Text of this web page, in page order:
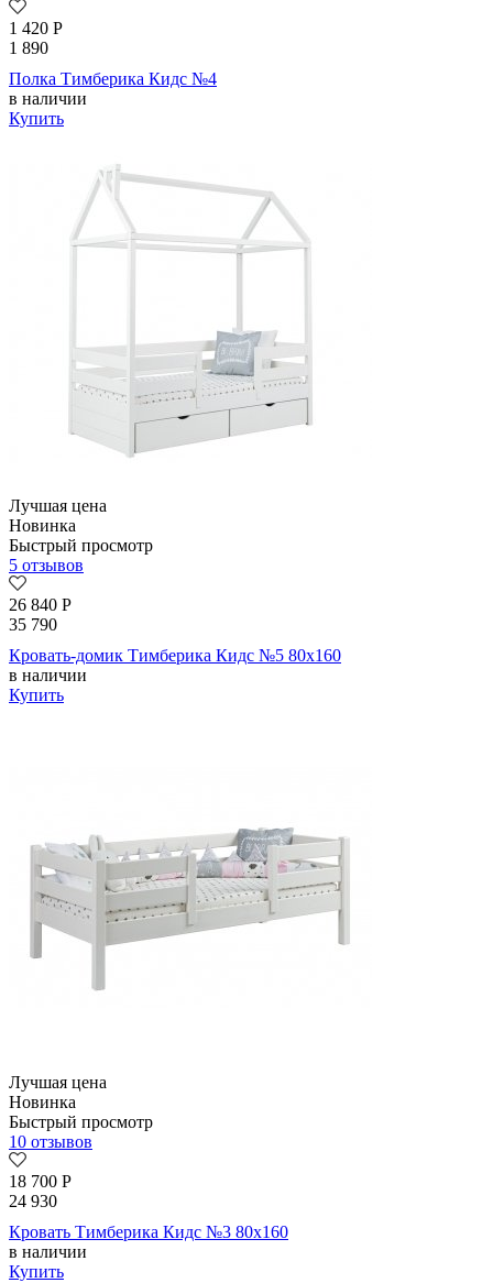
1 420 Р
1 890
Полка Тимберика Кидс №4
в наличии
Купить
Лучшая цена
Новинка
Быстрый просмотр
5 отзывов
26 840 Р
35 790
Кровать-домик Тимберика Кидс №5 80х160
в наличии
Купить
Лучшая цена
Новинка
Быстрый просмотр
10 отзывов
18 700 Р
24 930
Кровать Тимберика Кидс №3 80х160
в наличии
Купить